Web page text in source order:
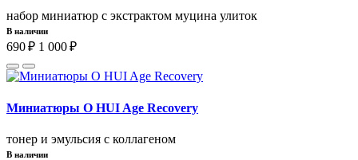
набор миниатюр с экстрактом муцина улиток
В наличии
690 ₽ 1 000 ₽
Миниатюры O HUI Age Recovery
тонер и эмульсия с коллагеном
В наличии